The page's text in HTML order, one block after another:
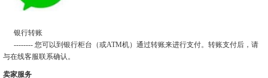
银行转账
-------- 您可以到银行柜台（或ATM机）通过转账来进行支付。转账支付后，请
与在线客服联系确认。
卖家服务